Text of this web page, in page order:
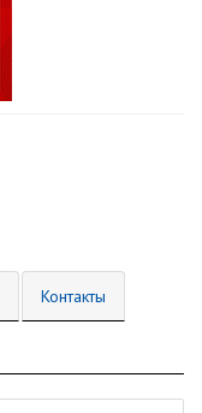
Контакты